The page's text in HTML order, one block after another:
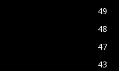
49
48
47
43